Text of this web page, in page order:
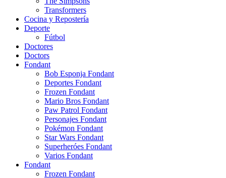
Transformers
Cocina y Repostería
Deporte
Fútbol
Doctores
Doctors
Fondant
Bob Esponja Fondant
Deportes Fondant
Frozen Fondant
Mario Bros Fondant
Paw Patrol Fondant
Personajes Fondant
Pokémon Fondant
Star Wars Fondant
Superheróes Fondant
Varios Fondant
Fondant
Frozen Fondant